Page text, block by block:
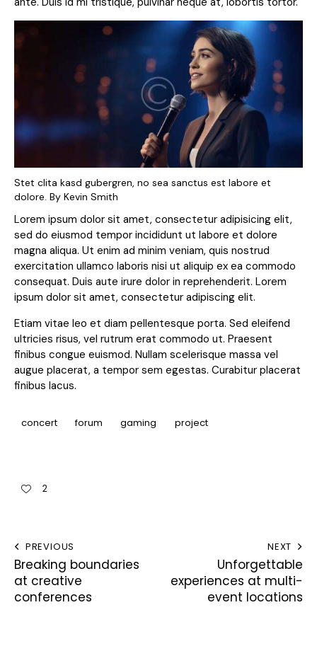
Stet clita kasd gubergren, no sea sanctus est labore et
dolore. By Kevin Smith
Lorem ipsum dolor sit amet, consectetur adipisicing elit,
sed do eiusmod tempor incididunt ut labore et dolore
magna aliqua. Ut enim ad minim veniam, quis nostrud
exercitation ullamco laboris nisi ut aliquip ex ea commodo
consequat. Duis aute irure dolor in reprehenderit. Lorem
ipsum dolor sit amet, consectetur adipiscing elit.
Etiam vitae leo et diam pellentesque porta. Sed eleifend
ultricies risus, vel rutrum erat commodo ut. Praesent
finibus congue euismod. Nullam scelerisque massa vel
augue placerat, a tempor sem egestas. Curabitur placerat
finibus lacus.
concert forum gaming project
2
PREVIOUS
Breaking boundaries
at creative
conferences
NEXT
Unforgettable
experiences at multi-
event locations